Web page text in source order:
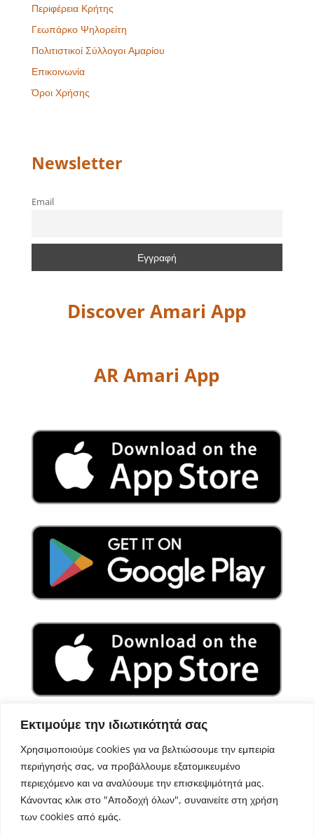
Εκτιμούμε την ιδιωτικότητά σας
Χρησιμοποιούμε cookies για να βελτιώσουμε την εμπειρία
περιήγησής σας, να προβάλλουμε εξατομικευμένο
περιεχόμενο και να αναλύουμε την επισκεψιμότητά μας.
Κάνοντας κλικ στο "Αποδοχή όλων", συναινείτε στη χρήση
των cookies από εμάς.
Περιφέρεια Κρήτης
Γεωπάρκο Ψηλορείτη
Πολιτιστικοί Σύλλογοι Αμαρίου
Επικοινωνία
Όροι Χρήσης
Newsletter
Email
Discover Amari App
AR Amari App